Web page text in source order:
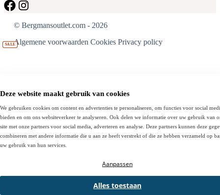
Deze website maakt gebruik van cookies
We gebruiken cookies om content en advertenties te personaliseren, om functies voor social
bieden en om ons websiteverkeer te analyseren. Ook delen we informatie over uw gebruik van
site met onze partners voor social media, adverteren en analyse. Deze partners kunnen deze
combineren met andere informatie die u aan ze heeft verstrekt of die ze hebben verzameld op
uw gebruik van hun services.
Aanpassen
Alles toestaan
SALE
SALE
SALE
© Bergmansoutlet.com - 2026
Algemene voorwaarden Cookies Privacy policy